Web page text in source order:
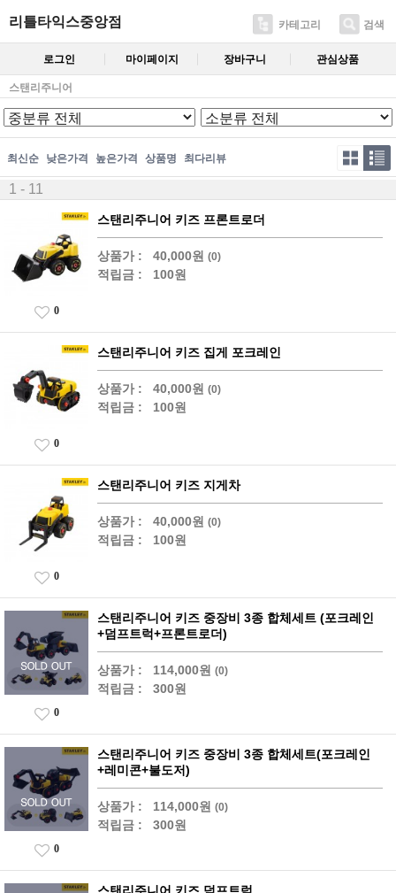
리틀타익스중앙점 카테고리 검색
로그인 마이페이지 장바구니 관심상품
스탠리주니어
최신순 낮은가격 높은가격 상품명 최다리뷰
1 - 11
스탠리주니어 키즈 프론트로더
상품가 : 40,000원 (0)
적립금 : 100원
0
스탠리주니어 키즈 집게 포크레인
상품가 : 40,000원 (0)
적립금 : 100원
0
스탠리주니어 키즈 지게차
상품가 : 40,000원 (0)
적립금 : 100원
0
스탠리주니어 키즈 중장비 3종 합체세트 (포크레인
+덤프트럭+프론트로더)
상품가 : 114,000원 (0)
적립금 : 300원
0
스탠리주니어 키즈 중장비 3종 합체세트(포크레인
+레미콘+불도저)
상품가 : 114,000원 (0)
적립금 : 300원
0
스탠리주니어 키즈 덤프트럭